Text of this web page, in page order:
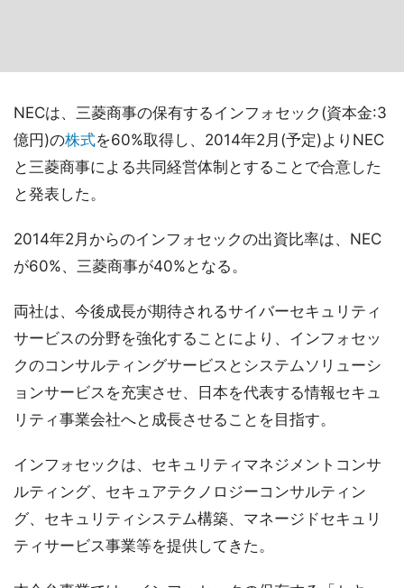
NECは、三菱商事の保有するインフォセック(資本金:3
億円)の株式を60%取得し、2014年2月(予定)よりNEC
と三菱商事による共同経営体制とすることで合意した
と発表した。
2014年2月からのインフォセックの出資比率は、NEC
が60%、三菱商事が40%となる。
両社は、今後成長が期待されるサイバーセキュリティ
サービスの分野を強化することにより、インフォセッ
クのコンサルティングサービスとシステムソリューシ
ョンサービスを充実させ、日本を代表する情報セキュ
リティ事業会社へと成長させることを目指す。
インフォセックは、セキュリティマネジメントコンサ
ルティング、セキュアテクノロジーコンサルティン
グ、セキュリティシステム構築、マネージドセキュリ
ティサービス事業等を提供してきた。